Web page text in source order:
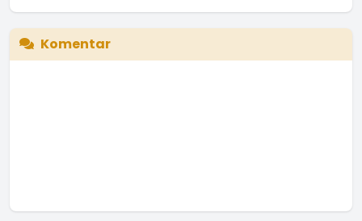
Komentar